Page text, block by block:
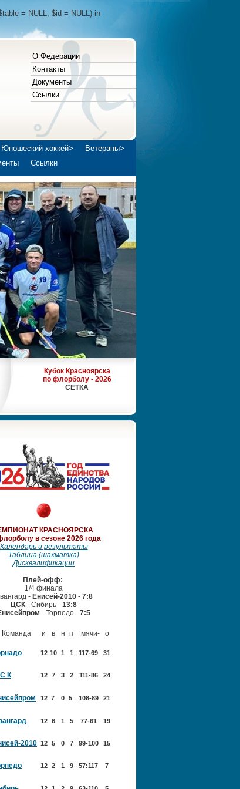
= NULL, $id = NULL) in
О Федерации
Контакты
Документы
Ссылки
Юношеский хоккей>
Ветераны>
Ссылки
Кубок Красноярска
по флорболу - 2026
СЕТКА
КРАСНОЯРСКА
в сезоне 2026 года
Календарь и результаты
Таблица (шахматка)
Дисквалификации
Плей-офф:
1/4 финала
- Енисей-2010- 7:8
ЦСК - Сибирь - 13:8
- Торпедо - 7:5
Команда и в н п +мячи- о
12 10 1 1 117-69 31
К 12 7 3 2 111-86 24
12 7 0 5 108-89 21
12 6 1 5 77-61 19
2010 12 5 0 7 99-100 15
12 2 1 9 57:117 7